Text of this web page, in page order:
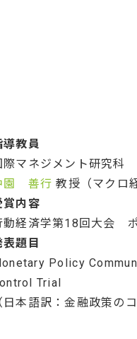
導教員
際マネジメント研究科
園 善行 教授（マクロ
賞内容
動経済学第18回大会
表題目
Policy
Trial
日本語訳：金融政策の